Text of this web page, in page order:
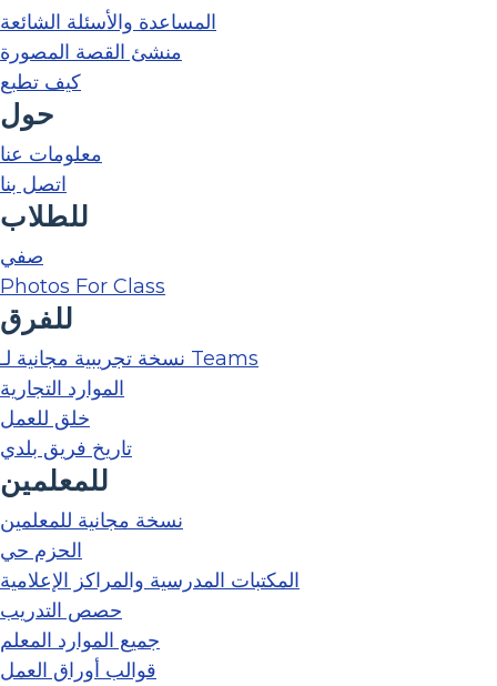
المساعدة والأسئلة الشائعة
منشئ القصة المصورة
كيف تطبع
حول
معلومات عنا
اتصل بنا
للطلاب
صفي
Photos For Class
للفرق
نسخة تجريبية مجانية لـ Teams
الموارد التجارية
خلق للعمل
تاريخ فريق بلدي
للمعلمين
نسخة مجانية للمعلمين
الحزم حي
المكتبات المدرسية والمراكز الإعلامية
حصص التدريب
جميع الموارد المعلم
قوالب أوراق العمل